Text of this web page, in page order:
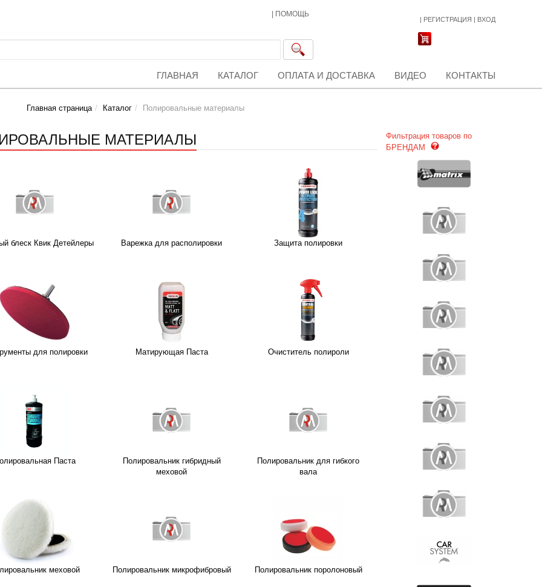
ПОМОЩЬ
| РЕГИСТРАЦИЯ | ВХОД
ГЛАВНАЯ КАТАЛОГ ОПЛАТА И ДОСТАВКА ВИДЕО КОНТАКТЫ
Главная страница Каталог Полировальные материалы
МАТЕРИАЛЫ
блеск Квик Детейлеры Варежка для располировки Защита полировки
для полировки Матирующая Паста Очиститель полироли
Паста
Полировальник гибридный
меховой
Полировальник для гибкого
вала
меховой Полировальник микрофибровый Полировальник поролоновый
Фильтрация товаров по
БРЕНДАМ